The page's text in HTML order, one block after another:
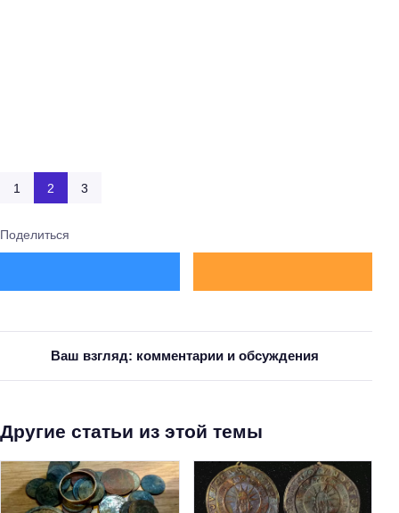
1 2 3
Поделиться
Ваш взгляд: комментарии и обсуждения
Другие статьи из этой темы